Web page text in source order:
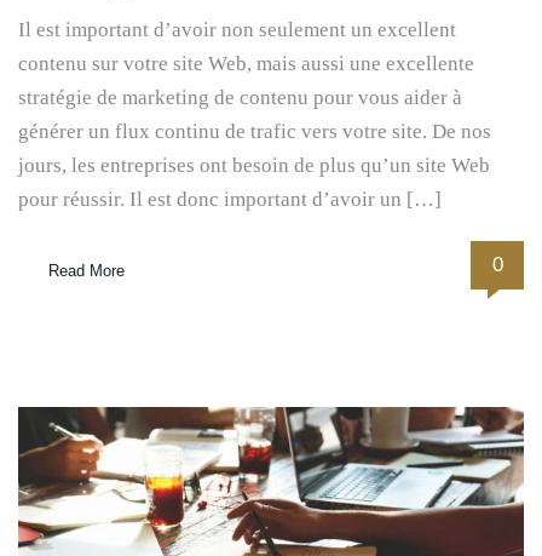
Il est important d’avoir non seulement un excellent
contenu sur votre site Web, mais aussi une excellente
stratégie de marketing de contenu pour vous aider à
générer un flux continu de trafic vers votre site. De nos
jours, les entreprises ont besoin de plus qu’un site Web
pour réussir. Il est donc important d’avoir un […]
Read More 0